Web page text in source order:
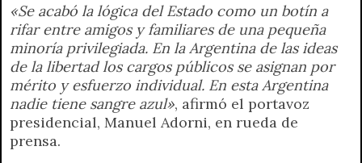
«Se acabó la lógica del Estado como un botín a
rifar entre amigos y familiares de una pequeña
minoría privilegiada. En la Argentina de las ideas
de la libertad los cargos públicos se asignan por
mérito y esfuerzo individual. En esta Argentina
nadie tiene sangre azul», afirmó el portavoz
presidencial, Manuel Adorni, en rueda de
prensa.